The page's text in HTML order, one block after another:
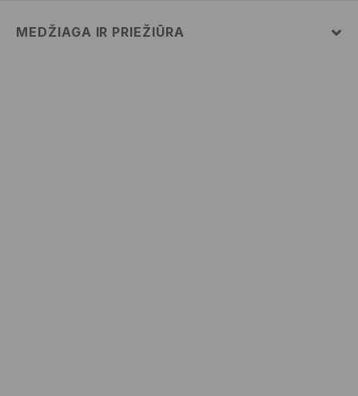
MEDŽIAGA IR PRIEŽIŪRA